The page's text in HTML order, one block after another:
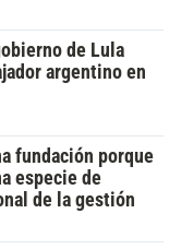
de Lula
argentino en
fundación porque
especie de
de la gestión